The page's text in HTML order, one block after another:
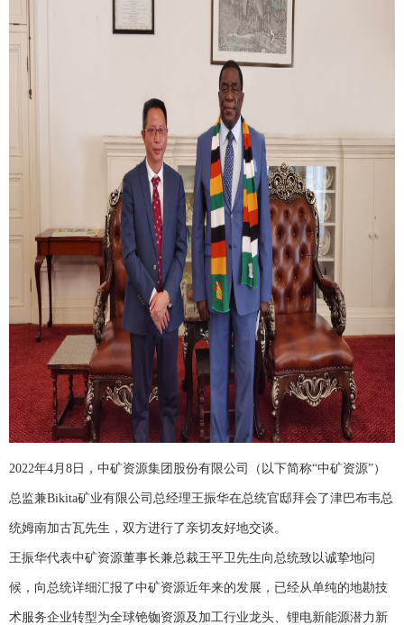
2022年4月8日，中矿资源集团股份有限公司（以下简称“中矿资源”）
总监兼Bikita矿业有限公司总经理王振华在总统官邸拜会了津巴布韦总
统姆南加古瓦先生，双方进行了亲切友好地交谈。
王振华代表中矿资源董事长兼总裁王平卫先生向总统致以诚挚地问
候，向总统详细汇报了中矿资源近年来的发展，已经从单纯的地勘技
术服务企业转型为全球铯铷资源及加工行业龙头、锂电新能源潜力新